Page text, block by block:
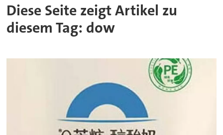
Diese Seite zeigt Artikel zu
diesem Tag: dow